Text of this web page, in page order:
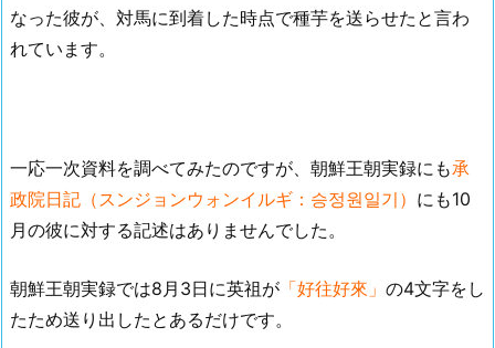
なった彼が、対馬に到着した時点で種芋を送らせたと言わ
れています。
一応一次資料を調べてみたのですが、朝鮮王朝実録にも承
政院日記（スンジョンウォンイルギ：승정원일기） にも10
月の彼に対する記述はありませんでした。
朝鮮王朝実録では8月3日に英祖が 「好往好來」 の4文字をし
たため送り出したとあるだけです。